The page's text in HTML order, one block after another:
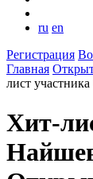
ru en
Регистрация
Главная
лист
Хит-